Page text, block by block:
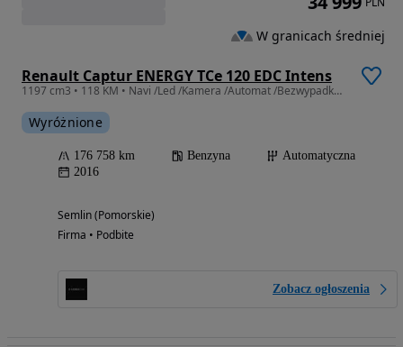
Renault Captur ENERGY TCe 120 EDC Intens
1197 cm3 • 118 KM • Navi /Led /Kamera /Automat /Bezwypadkowy
Wyróżnione
176 758 km Benzyna
Automatyczna
2016
Semlin (Pomorskie)
Firma • Podbite
Zobacz ogłoszenia
W granicach średniej